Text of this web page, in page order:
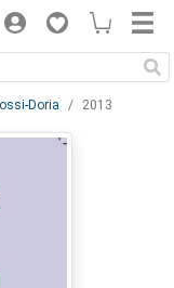
Doria 2013